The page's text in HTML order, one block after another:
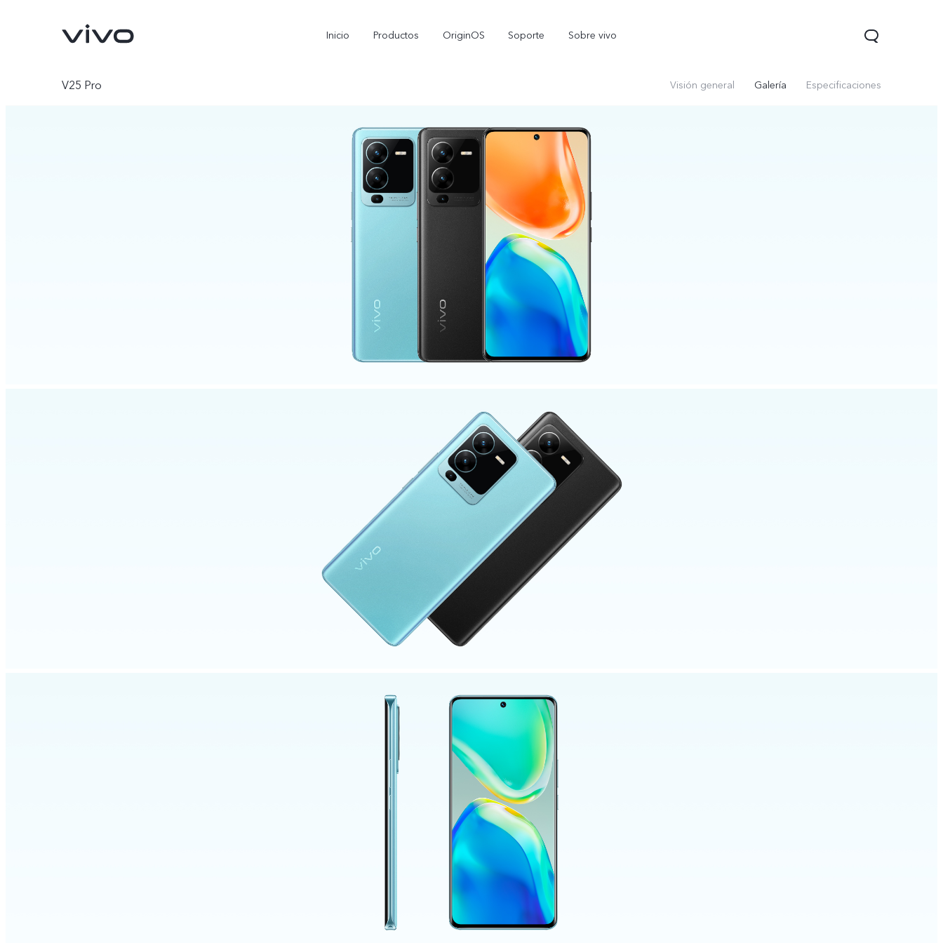
Inicio Productos OriginOS Soporte Sobre vivo
V25 Pro Visión general Galería Especificaciones